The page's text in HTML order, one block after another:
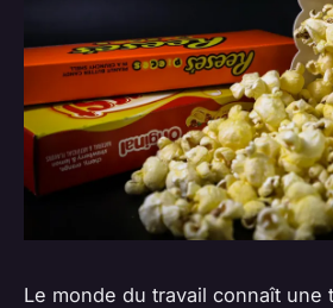
Le monde du travail connaît une